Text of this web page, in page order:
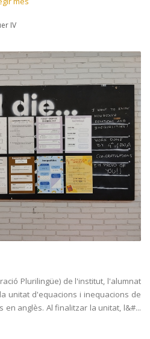
IV
Plurilingüe) de l'institut, l'alumnat
unitat d'equacions i inequacions de
anglès. Al finalitzar la unitat, l&#...